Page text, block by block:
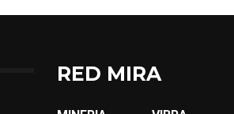
RED MIRA